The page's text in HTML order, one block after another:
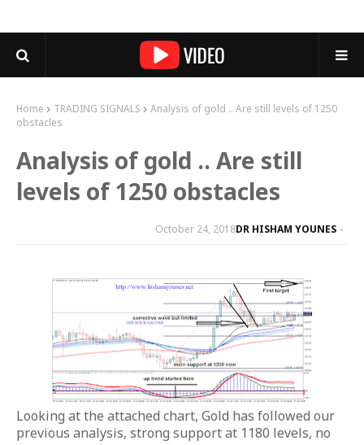
Home TRADING SIGNALS
Analysis of gold .. Are still levels of 1250
obstacles
Analysis of gold .. Are still
levels of 1250 obstacles
DR HISHAM YOUNES
October 24, 2018
Looking at the attached chart, Gold has followed our
previous analysis, strong support at 1180 levels, no